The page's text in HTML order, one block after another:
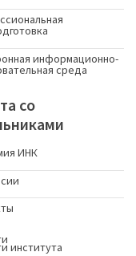
информационно-
среда
со
ИНК
института